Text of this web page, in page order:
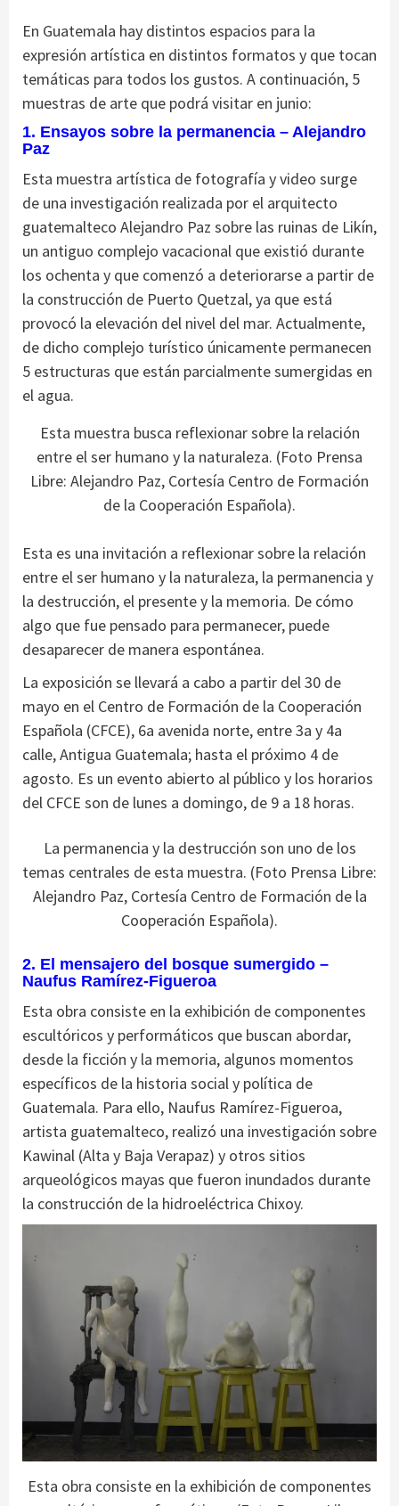
En Guatemala hay distintos espacios para la
expresión artística en distintos formatos y que tocan
temáticas para todos los gustos. A continuación, 5
muestras de arte que podrá visitar en junio:
1. Ensayos sobre la permanencia – Alejandro
Paz
Esta muestra artística de fotografía y video surge
de una investigación realizada por el arquitecto
guatemalteco Alejandro Paz sobre las ruinas de Likín,
un antiguo complejo vacacional que existió durante
los ochenta y que comenzó a deteriorarse a partir de
la construcción de Puerto Quetzal, ya que está
provocó la elevación del nivel del mar. Actualmente,
de dicho complejo turístico únicamente permanecen
5 estructuras que están parcialmente sumergidas en
el agua.
Esta muestra busca reflexionar sobre la relación
entre el ser humano y la naturaleza. (Foto Prensa
Libre: Alejandro Paz, Cortesía Centro de Formación
de la Cooperación Española).
Esta es una invitación a reflexionar sobre la relación
entre el ser humano y la naturaleza, la permanencia y
la destrucción, el presente y la memoria. De cómo
algo que fue pensado para permanecer, puede
desaparecer de manera espontánea.
La exposición se llevará a cabo a partir del 30 de
mayo en el Centro de Formación de la Cooperación
Española (CFCE), 6a avenida norte, entre 3a y 4a
calle, Antigua Guatemala; hasta el próximo 4 de
agosto. Es un evento abierto al público y los horarios
del CFCE son de lunes a domingo, de 9 a 18 horas.
La permanencia y la destrucción son uno de los
temas centrales de esta muestra. (Foto Prensa Libre:
Alejandro Paz, Cortesía Centro de Formación de la
Cooperación Española).
2. El mensajero del bosque sumergido –
Naufus Ramírez-Figueroa
Esta obra consiste en la exhibición de componentes
escultóricos y performáticos que buscan abordar,
desde la ficción y la memoria, algunos momentos
específicos de la historia social y política de
Guatemala. Para ello, Naufus Ramírez-Figueroa,
artista guatemalteco, realizó una investigación sobre
Kawinal (Alta y Baja Verapaz) y otros sitios
arqueológicos mayas que fueron inundados durante
la construcción de la hidroeléctrica Chixoy.
Esta obra consiste en la exhibición de componentes